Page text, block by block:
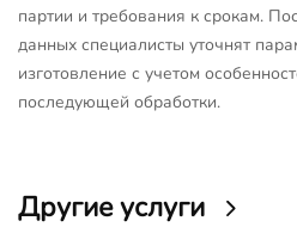
партии и требования к срокам.
данных специалисты уточнят
изготовление с учетом
последующей обработки.
Другие услуги